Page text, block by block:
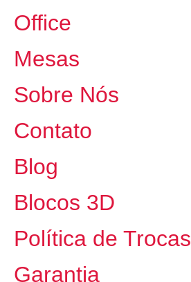
Office
Mesas
Sobre Nós
Contato
Blog
Blocos 3D
Política de Trocas
Garantia